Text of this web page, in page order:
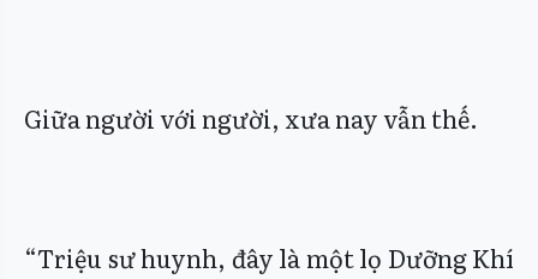
Giữa người với người, xưa nay vẫn thế.
“Triệu sư huynh, đây là một lọ Dưỡng Khí